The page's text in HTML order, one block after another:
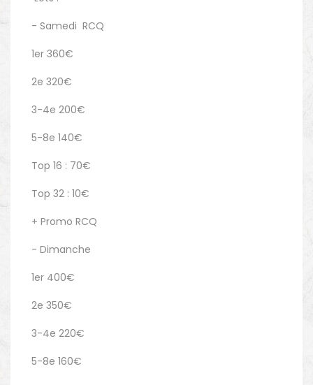
- Samedi RCQ
1er 360€
2e 320€
3-4e 200€
5-8e 140€
Top 16 : 70€
Top 32 : 10€
+ Promo RCQ
- Dimanche
1er 400€
2e 350€
3-4e 220€
5-8e 160€